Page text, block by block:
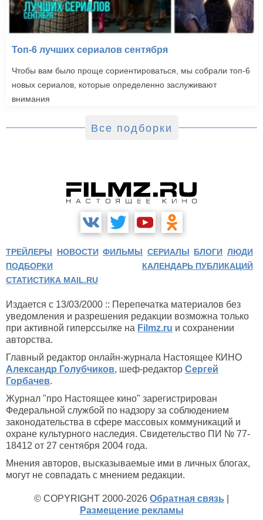
Топ-6 лучших сериалов сентября
Чтобы вам было проще сориентироваться, мы собрали топ-6
новых сериалов, которые определенно заслуживают
внимания
Все подборки
ТРЕЙЛЕРЫ НОВОСТИ ФИЛЬМЫ СЕРИАЛЫ БЛОГИ ЛЮДИ
ПОДБОРКИ
КАЛЕНДАРЬ ПУБЛИКАЦИЙ
СТАТИСТИКА MAIL.RU
Издается с 13/03/2000 :: Перепечатка материалов без
уведомления и разрешения редакции возможна только
при активной гиперссылке на Filmz.ru и сохранении
авторства.
Главный редактор онлайн-журнала Настоящее КИНО
Александр Голубчиков, шеф-редактор Сергей
Горбачев.
Журнал "про Настоящее кино" зарегистрирован
Федеральной службой по надзору за соблюдением
законодательства в сфере массовых коммуникаций и
охране культурного наследия. Свидетельство ПИ № 77-
18412 от 27 сентября 2004 года.
Мнения авторов, высказываемые ими в личных блогах,
могут не совпадать с мнением редакции.
© COPYRIGHT 2000-2026 Обратная связь
Размещение рекламы